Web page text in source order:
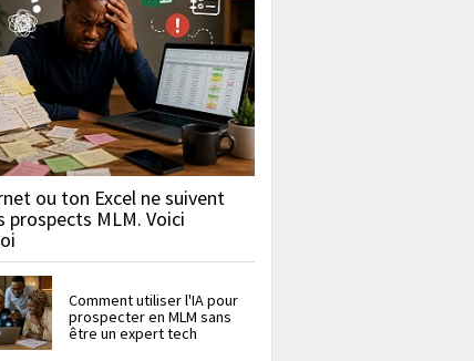
ou ton Excel ne suivent
prospects MLM. Voici
Comment utiliser l'IA pour
prospecter en MLM sans
être un expert tech